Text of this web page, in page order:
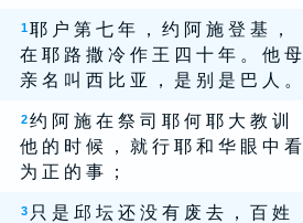
1 耶 户 第 七 年 ， 约 阿 施 登 基 ，
在 耶 路 撒 冷 作 王 四 十 年 。 他 母
亲 名 叫 西 比 亚 ， 是 别 是 巴 人 。
2 约 阿 施 在 祭 司 耶 何 耶 大 教 训
他 的 时 候 ， 就 行 耶 和 华 眼 中 看
为 正 的 事 ；
3 只 是 邱 坛 还 没 有 废 去 ， 百 姓